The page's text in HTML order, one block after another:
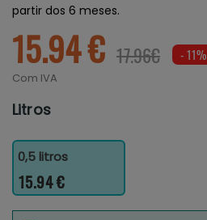
partir dos 6 meses.
15.94 € 17.96€ - 11%
Com IVA
Litros
0,5 litros
15.94 €